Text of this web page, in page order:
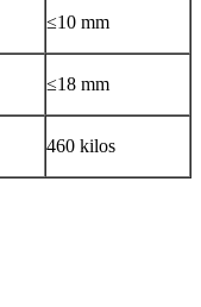
≤10 mm
≤18 mm
460 kilos